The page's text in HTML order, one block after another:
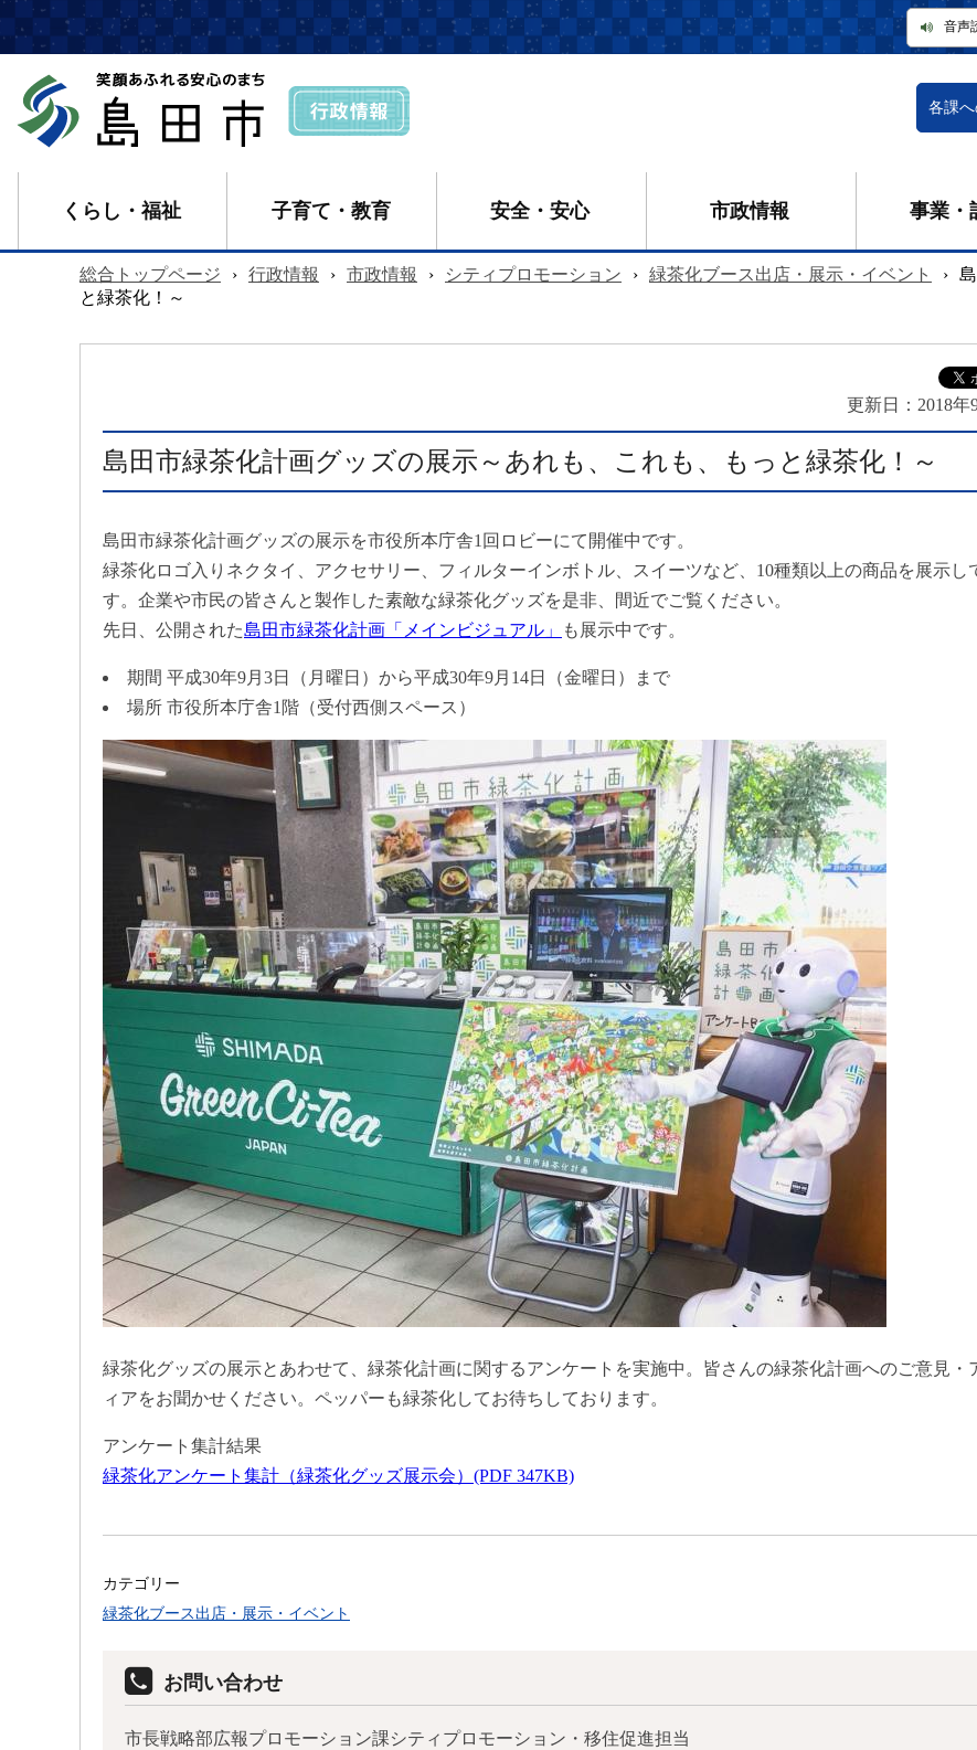
音声
各課
くらし・福祉 子育て・教育 安全・安心 市政情報 事業・
総合トップページ › 行政情報 › 市政情報 › シティプロモーション › 緑茶化ブース出店・展示・イベント ›
と緑茶化！～
更新日： 2018年
島田市緑茶化計画グッズの展示～あれも、これも、もっと緑茶化！～
島田市緑茶化計画グッズの展示を市役所本庁舎1回ロビーにて開催中です。
緑茶化ロゴ入りネクタイ、アクセサリー、フィルターインボトル、スイーツなど、10種類以上の商品を展示し
す。企業や市民の皆さんと製作した素敵な緑茶化グッズを是非、間近でご覧ください。
先日、公開された島田市緑茶化計画「メインビジュアル」 も展示中です。
期間 平成30年9月3日（月曜日）から平成30年9月14日（金曜日）まで
場所 市役所本庁舎1階（受付西側スペース）
緑茶化グッズの展示とあわせて、緑茶化計画に関するアンケートを実施中。皆さんの緑茶化計画へのご意見・
ィアをお聞かせください。ペッパーも緑茶化してお待ちしております。
アンケート集計結果
緑茶化アンケート集計（緑茶化グッズ展示会）(PDF 347KB)
カテゴリー
緑茶化ブース出店・展示・イベント
お問い合わせ
市長戦略部広報プロモーション課シティプロモーション・移住促進担当